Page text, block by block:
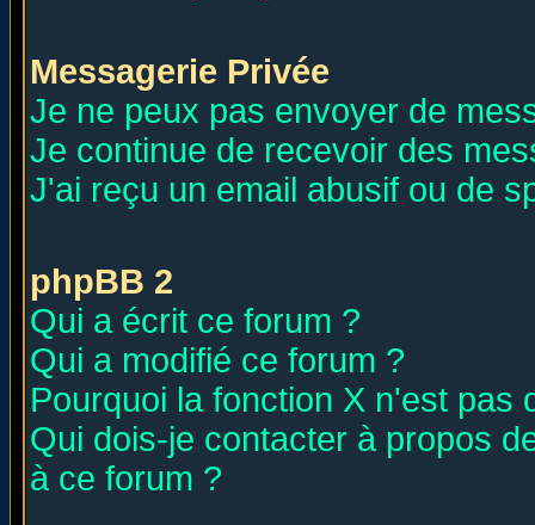
Messagerie Privée
Je ne peux pas envoyer de
Je continue de recevoir des
J'ai reçu un email abusif ou de
phpBB 2
Qui a écrit ce forum ?
Qui a modifié ce forum ?
Pourquoi la fonction X n'est pas
Qui dois-je contacter à propos
à ce forum ?